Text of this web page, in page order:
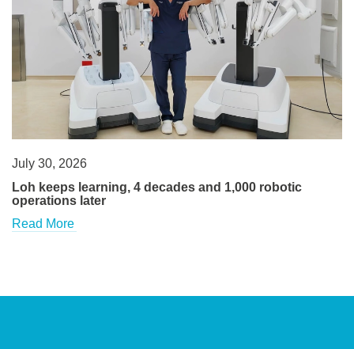
July 30, 2026
Loh keeps learning, 4 decades and 1,000 robotic
operations later
Read More